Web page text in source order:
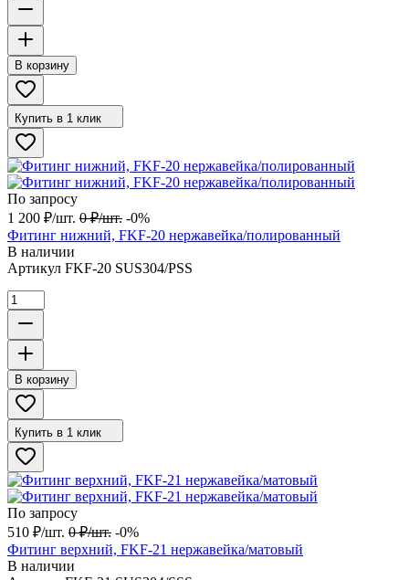
В корзину
Купить в 1 клик
По запросу
1 200 ₽/шт. 0 ₽/шт. -0%
Фитинг нижний, FKF-20 нержавейка/полированный
В наличии
Артикул FKF-20 SUS304/PSS
В корзину
Купить в 1 клик
По запросу
510 ₽/шт. 0 ₽/шт. -0%
Фитинг верхний, FKF-21 нержавейка/матовый
В наличии